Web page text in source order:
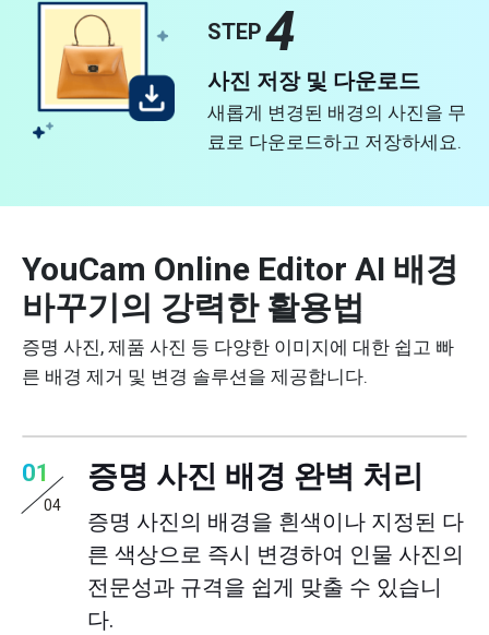
STEP4
사진 저장 및 다운로드
새롭게 변경된 배경의 사진을 무
료로 다운로드하고 저장하세요.
YouCam Online Editor AI 배경
바꾸기의 강력한 활용법
증명 사진, 제품 사진 등 다양한 이미지에 대한 쉽고 빠
른 배경 제거 및 변경 솔루션을 제공합니다.
01
04
증명 사진 배경 완벽 처리
증명 사진의 배경을 흰색이나 지정된 다
른 색상으로 즉시 변경하여 인물 사진의
전문성과 규격을 쉽게 맞출 수 있습니
다.